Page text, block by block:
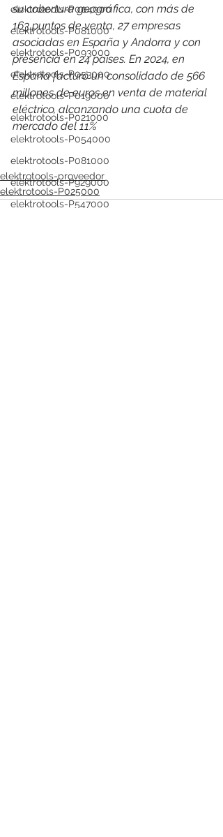
elektrotools-P004000
elektrotools-P081000
elektrotools-P093000
elektrotools-P053000
elektrotools-P019000
elektrotools-P021000
elektrotools-P054000
elektrotools-P081000
elektrotools-P929000
elektrotools-P547000
su cobertura geográfica, con más de
163 puntos de venta, 27 empresas
asociadas en España y Andorra y con
presencia en 24 países. En 2024, en
España facturó un consolidado de 566
millones de euros en venta de material
eléctrico, alcanzando una cuota de
mercado del 11%
elektrotools-proveedor
elektrotools-P025000